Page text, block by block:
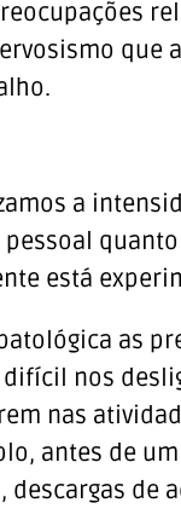
que
a
está
as
nos
nas
antes de
descargas de